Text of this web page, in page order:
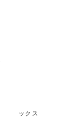
ックス